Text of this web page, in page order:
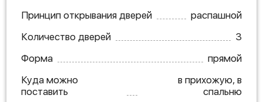
Принцип открывания дверей
распашной
Количество дверей
3
Форма
прямой
Куда можно
поставить
в прихожую, в
спальню